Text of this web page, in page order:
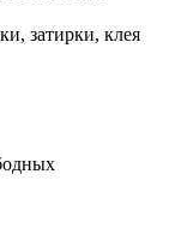
затирки, клея